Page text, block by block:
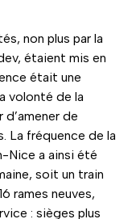
non plus par la
étaient mis en
était une
volonté de la
de
La fréquence de la
Nice a ainsi été
soit un train
rames neuves,
: sièges plus